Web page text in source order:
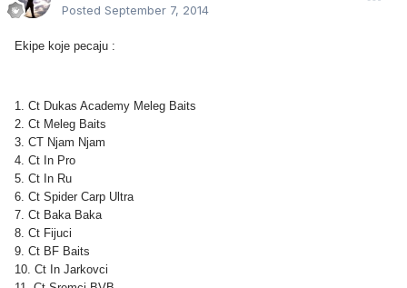
Posted September 7, 2014
Ekipe koje pecaju :
1. Ct Dukas Academy Meleg Baits
2. Ct Meleg Baits
3. CT Njam Njam
4. Ct In Pro
5. Ct In Ru
6. Ct Spider Carp Ultra
7. Ct Baka Baka
8. Ct Fijuci
9. Ct BF Baits
10. Ct In Jarkovci